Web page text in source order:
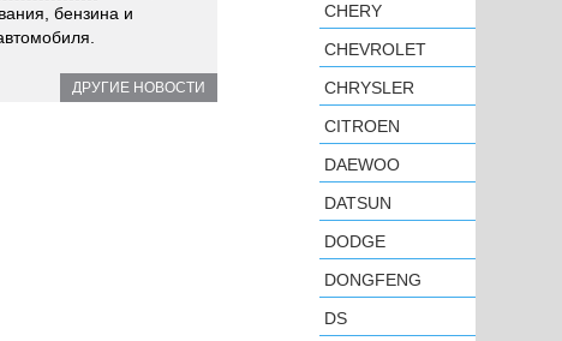
бензина и
ДРУГИЕ НОВОСТИ
CHERY
CHEVROLET
CHRYSLER
CITROEN
DAEWOO
DATSUN
DODGE
DONGFENG
DS